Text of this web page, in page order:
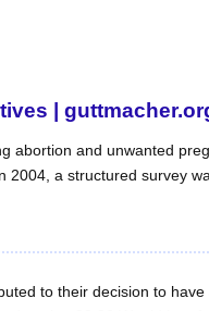
|
abortion and unwanted
a structured survey
to their decision to